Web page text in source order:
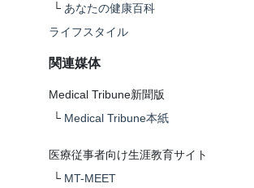
└ あなたの健康百科
ライフスタイル
関連媒体
Medical Tribune新聞版
└ Medical Tribune本紙
医療従事者向け生涯教育サイト
└ MT-MEET